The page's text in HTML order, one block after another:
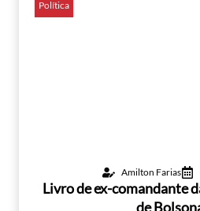
Política
Amilton Farias
Livro de ex-comandante
de